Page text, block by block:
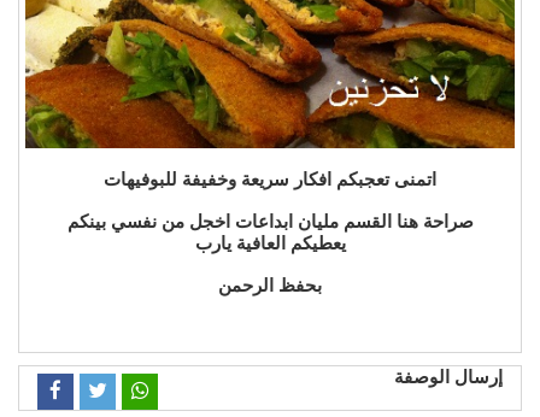
اتمنى تعجبكم افكار سريعة وخفيفة للبوفيهات
صراحة هنا القسم مليان ابداعات اخجل من نفسي بينكم
يعطيكم العافية يارب
بحفظ الرحمن
إرسال الوصفة